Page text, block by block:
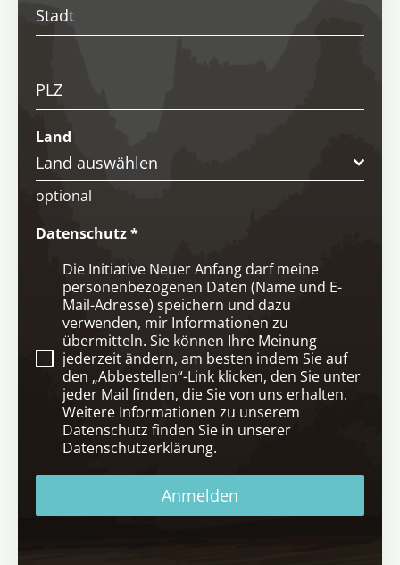
Stadt
PLZ
Land
Land auswählen
optional
Datenschutz*
Die Initiative Neuer Anfang darf meine
personenbezogenen Daten (Name und E-
Mail-Adresse) speichern und dazu
verwenden, mir Informationen zu
übermitteln. Sie können Ihre Meinung
jederzeit ändern, am besten indem Sie auf
den „Abbestellen“-Link klicken, den Sie unter
jeder Mail finden, die Sie von uns erhalten.
Weitere Informationen zu unserem
Datenschutz finden Sie in unserer
Datenschutzerklärung.
Anmelden